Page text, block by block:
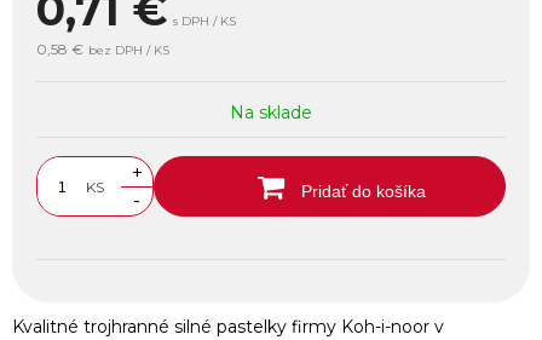
s DPH / KS
0,58 € bez DPH / KS
Na sklade
KS
+
-
Pridať do košíka
Kvalitné trojhranné silné pastelky firmy Koh-i-noor v